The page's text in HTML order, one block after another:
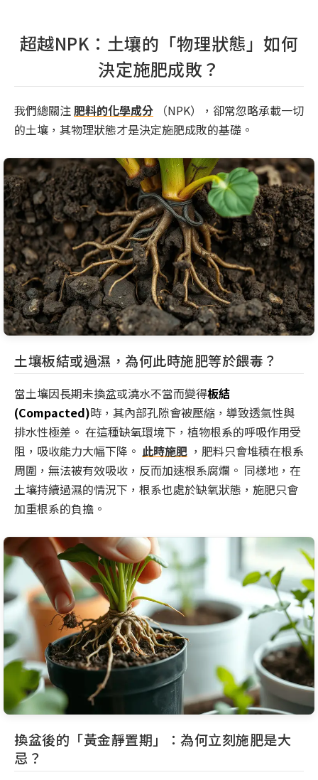
超越NPK：土壤的「物理狀態」如何
決定施肥成敗？
我們總關注肥料的化學成分
（NPK），卻常忽略承載一切
的土壤，其物理狀態才是決定施肥成敗的基礎。
土壤板結或過濕，為何此時施肥等於餵毒？
當土壤因長期未換盆或澆水不當而變得板結
(Compacted)時，其內部孔隙會被壓縮，導致透氣性與
排水性極差。 在這種缺氧環境下，植物根系的呼吸作用受
阻，吸收能力大幅下降。 此時施肥 ，肥料只會堆積在根系
周圍，無法被有效吸收，反而加速根系腐爛。 同樣地，在
土壤持續過濕的情況下，根系也處於缺氧狀態，施肥只會
加重根系的負擔。
換盆後的「黃金靜置期」：為何立刻施肥是大
忌？